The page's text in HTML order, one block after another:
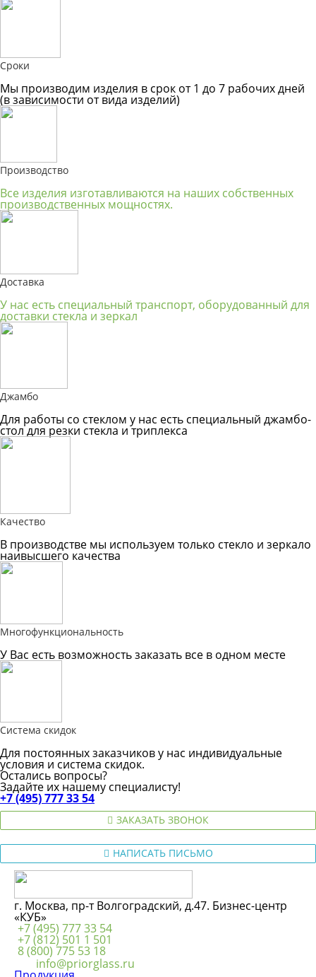
Сроки
Мы производим изделия в срок от 1 до 7 рабочих дней
(в зависимости от вида изделий)
Производство
Все изделия изготавливаются на наших собственных
производственных мощностях.
Доставка
У нас есть специальный транспорт, оборудованный для
доставки стекла и зеркал
Джамбо
Для работы со стеклом у нас есть специальный джамбо-
стол для резки стекла и триплекса
Качество
В производстве мы используем только стекло и зеркало
наивысшего качества
Многофункциональность
У Вас есть возможность заказать все в одном месте
Система скидок
Для постоянных заказчиков у нас индивидуальные
условия и система скидок.
Остались вопросы?
Задайте их нашему специалисту!
+7 (495) 777 33 54
ЗАКАЗАТЬ ЗВОНОК
НАПИСАТЬ ПИСЬМО
г. Москва, пр-т Волгоградский, д.47. Бизнес-центр
«КУБ»
+7 (495) 777 33 54
+7 (812) 501 1 501
8 (800) 775 53 18
info@priorglass.ru